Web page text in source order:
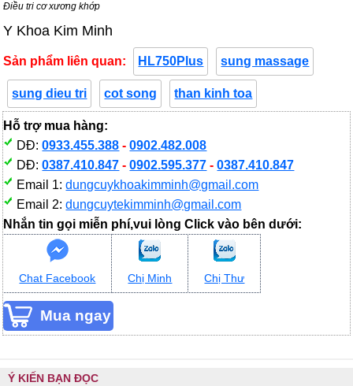
Điều tri cơ xương khớp
Y Khoa Kim Minh
Sản phẩm liên quan: HL750Plus sung massage
sung dieu tri cot song than kinh toa
Hỗ trợ mua hàng:
DĐ:0933.455.388 -0902.482.008
DĐ:0387.410.847 -0902.595.377 -0387.410.847
Email 1:dungcuykhoakimminh@gmail.com
Email 2:dungcuytekimminh@gmail.com
Nhắn tin gọi miễn phí,vui lòng Click vào bên dưới:
Chat Facebook Chị Minh Chị Thư
Ý KIẾN BẠN ĐỌC